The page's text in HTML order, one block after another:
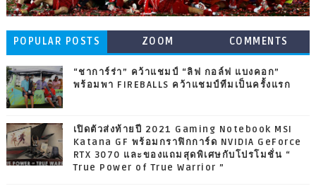
POPULAR POSTS ZOOM COMMENTS
“ชาการ์ร่า” คว้าแชมป์ “ลิฟ กอล์ฟ แบงคอก”
พร้อมพา FIREBALLS คว้าแชมป์ทีมเป็นครั้งแรก
เปิดตัวส่งท้ายปี 2021 Gaming Notebook MSI
Katana GF พร้อมกราฟิกการ์ด NVIDIA GeForce
RTX 3070 และของแถมสุดพิเศษกับโปรโมชั่น “
True Power of True Warrior ”